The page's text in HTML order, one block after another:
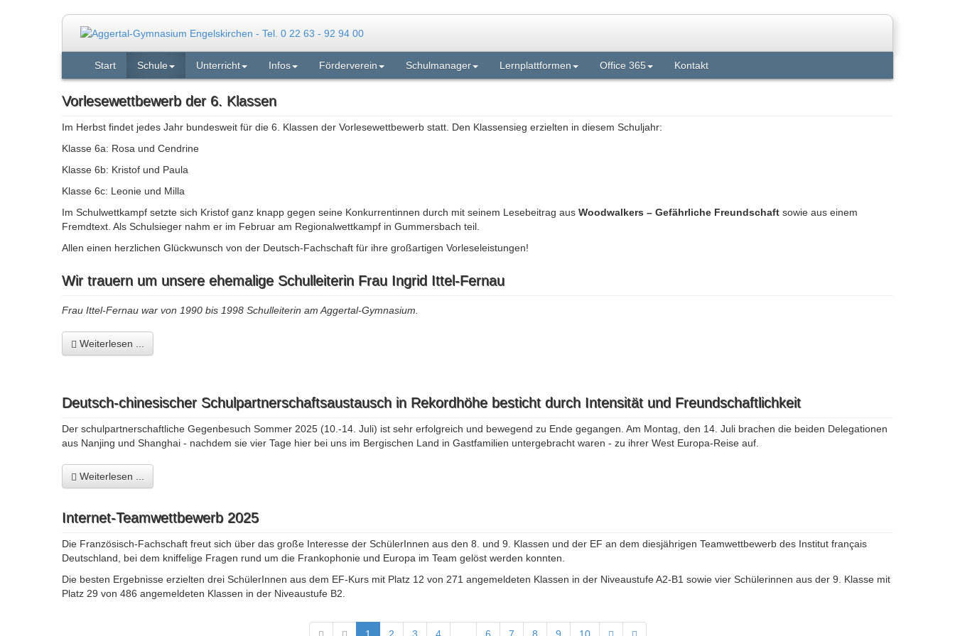
Start Schule Unterricht Infos Förderverein Schulmanager Lernplattformen Office 365 Kontakt
Vorlesewettbewerb der 6. Klassen
Im Herbst findet jedes Jahr bundesweit für die 6. Klassen der Vorlesewettbewerb statt. Den Klassensieg erzielten in diesem Schuljahr:
Klasse 6a: Rosa und Cendrine
Klasse 6b: Kristof und Paula
Klasse 6c: Leonie und Milla
Im Schulwettkampf setzte sich Kristof ganz knapp gegen seine Konkurrentinnen durch mit seinem Lesebeitrag aus Woodwalkers – Gefährliche Freundschaft sowie aus einem
Fremdtext. Als Schulsieger nahm er im Februar am Regionalwettkampf in Gummersbach teil.
Allen einen herzlichen Glückwunsch von der Deutsch-Fachschaft für ihre großartigen Vorleseleistungen!
Wir trauern um unsere ehemalige Schulleiterin Frau Ingrid Ittel-Fernau
Frau Ittel-Fernau war von 1990 bis 1998 Schulleiterin am Aggertal-Gymnasium.
Weiterlesen ...
Deutsch-chinesischer Schulpartnerschaftsaustausch in Rekordhöhe besticht durch Intensität und Freundschaftlichkeit
Der schulpartnerschaftliche Gegenbesuch Sommer 2025 (10.-14. Juli) ist sehr erfolgreich und bewegend zu Ende gegangen. Am Montag, den 14. Juli brachen die beiden Delegationen
aus Nanjing und Shanghai - nachdem sie vier Tage hier bei uns im Bergischen Land in Gastfamilien untergebracht waren - zu ihrer West Europa-Reise auf.
Weiterlesen ...
Internet-Teamwettbewerb 2025
Die Französisch-Fachschaft freut sich über das große Interesse der SchülerInnen aus den 8. und 9. Klassen und der EF an dem diesjährigen Teamwettbewerb des Institut français
Deutschland, bei dem kniffelige Fragen rund um die Frankophonie und Europa im Team gelöst werden konnten.
Die besten Ergebnisse erzielten drei SchülerInnen aus dem EF-Kurs mit Platz 12 von 271 angemeldeten Klassen in der Niveaustufe A2-B1 sowie vier Schülerinnen aus der 9. Klasse mit
Platz 29 von 486 angemeldeten Klassen in der Niveaustufe B2.